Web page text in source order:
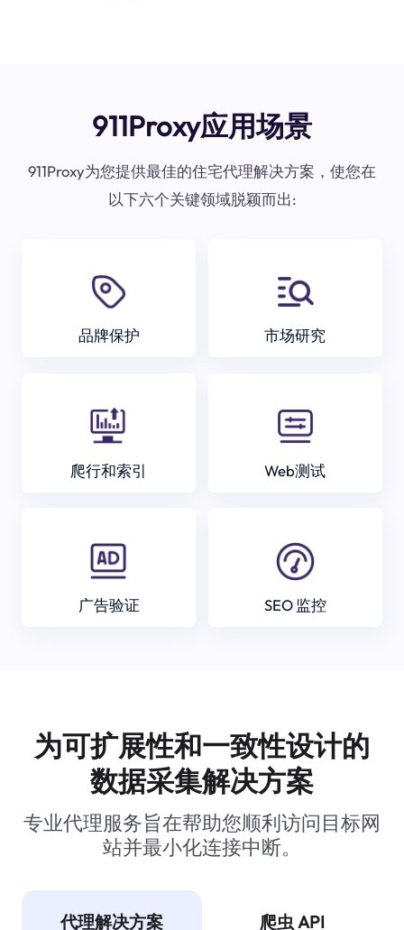
911Proxy应用场景
911Proxy为您提供最佳的住宅代理解决方案，使您在
以下六个关键领域脱颖而出:
品牌保护 市场研究
爬行和索引 Web测试
广告验证 SEO 监控
为可扩展性和一致性设计的
数据采集解决方案
专业代理服务旨在帮助您顺利访问目标网
站并最小化连接中断。
代理解决方案 爬虫 API